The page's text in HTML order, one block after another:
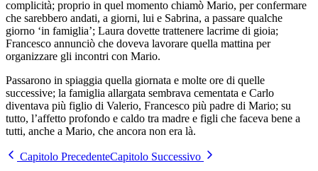
complicità; proprio in quel momento chiamò Mario, per confermare
che sarebbero andati, a giorni, lui e Sabrina, a passare qualche
giorno ‘in famiglia’; Laura dovette trattenere lacrime di gioia;
Francesco annunciò che doveva lavorare quella mattina per
organizzare gli incontri con Mario.
Passarono in spiaggia quella giornata e molte ore di quelle
successive; la famiglia allargata sembrava cementata e Carlo
diventava più figlio di Valerio, Francesco più padre di Mario; su
tutto, l’affetto profondo e caldo tra madre e figli che faceva bene a
tutti, anche a Mario, che ancora non era là.
Capitolo PrecedenteCapitolo Successivo